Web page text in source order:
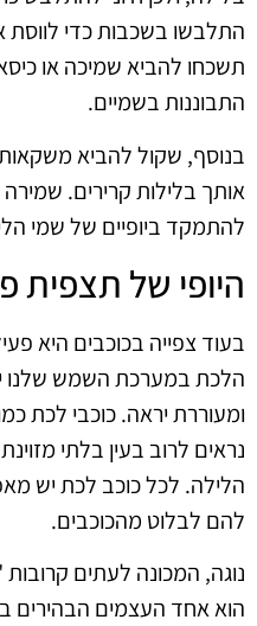
התלבשו בשכבות כדי
תשכחו להביא שמיכה או
התבוננות בשמיים.
בנוסף, שקול להביא
אותך בלילות קרירים.
להתמקד ביופיים של שמי
היופי של תצפית
בעוד צפייה בכוכבים היא
הלכת במערכת השמש שלנו
ומעוררת יראה. כוכבי לכת
נראים לרוב בעין בלתי
הלילה. לכל כוכב לכת יש
להם לבלוט מהכוכבים.
נוגה, המכונה לעתים
הוא אחד העצמים הבהירים